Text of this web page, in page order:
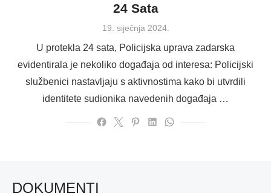
24 Sata
Posted
19. siječnja 2024.
U protekla 24 sata, Policijska uprava zadarska
evidentirala je nekoliko događaja od interesa: Policijski
službenici nastavljaju s aktivnostima kako bi utvrdili
identitete sudionika navedenih događaja …
DOKUMENTI